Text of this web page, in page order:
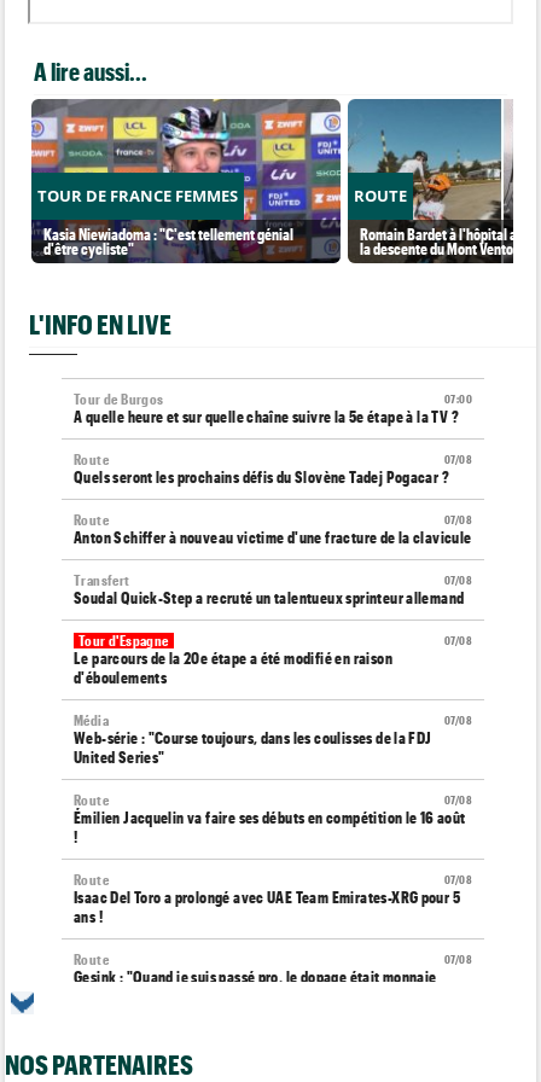
A lire aussi...
TOUR DE FRANCE FEMMES
Kasia Niewiadoma : "C'est tellement génial
d'être cycliste"
ROUTE
Romain Bardet à l'hôpital
la descente du Mont Ventoux
L'INFO EN LIVE
07:00
Tour de Burgos
A quelle heure et sur quelle chaîne suivre la 5e étape à la TV ?
07/08
Route
Quels seront les prochains défis du Slovène Tadej Pogacar ?
07/08
Route
Anton Schiffer à nouveau victime d'une fracture de la clavicule
07/08
Transfert
Soudal Quick-Step a recruté un talentueux sprinteur allemand
07/08
Tour d'Espagne
Le parcours de la 20e étape a été modifié en raison
d'éboulements
07/08
Média
Web-série : "Course toujours, dans les coulisses de la FDJ
United Series"
07/08
Route
Émilien Jacquelin va faire ses débuts en compétition le 16 août
!
07/08
Route
Isaac Del Toro a prolongé avec UAE Team Emirates-XRG pour 5
ans !
07/08
Route
Gesink : "Quand je suis passé pro, le dopage était monnaie
Le Mercato vélo est ouvert... toutes les dernières infos et
rumeurs
NOS PARTENAIRES